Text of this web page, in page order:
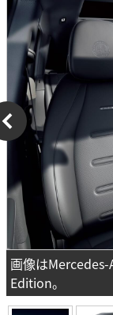
画像はMercedes-
Edition。